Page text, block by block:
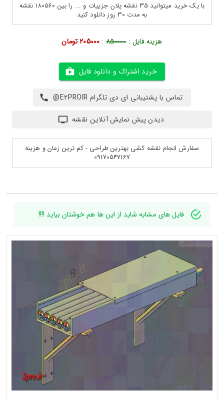
با یک خرید میتوانید 35 نقشه پلان جزییات و ... را بین 180560 نقشه
به مدت 30 روز دانلود کنید
هزینه فایل :850000
: 205000 تومان
خرید اشتراک و دانلود فایل
تماس با پشتیبانی ای دی تلگرام E2PROIR@
دیدن پیش نمایش آنلاین نقشه
سفارش انجام نقشه کشی بهترین طراحی - کم ترین زمان و هزینه
09170547167
فایل های مشابه شاید از این ها هم خوشتان بیاید !!!!